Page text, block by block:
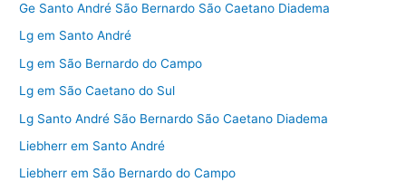
Ge Santo André São Bernardo São Caetano Diadema
Lg em Santo André
Lg em São Bernardo do Campo
Lg em São Caetano do Sul
Lg Santo André São Bernardo São Caetano Diadema
Liebherr em Santo André
Liebherr em São Bernardo do Campo